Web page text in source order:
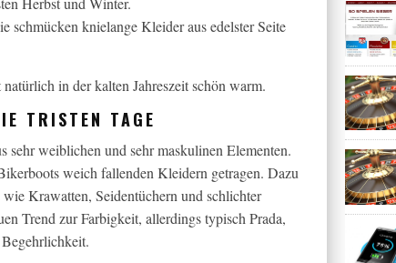
schmücken knielange Kleider aus edelster Seite
in der kalten Jahreszeit schön warm.
TRISTEN TAGE
sehr weiblichen und sehr maskulinen Elementen.
weich fallenden Kleidern getragen. Dazu
Krawatten, Seidentüchern und schlichter
Trend zur Farbigkeit, allerdings typisch Prada,